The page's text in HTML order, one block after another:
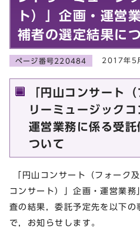
ト）」企画・運営
補者の選定結果に
ページ番号220484 2017年5
「円山コンサート
リーミュージックコ
運営業務に係る受
ついて
「円山コンサート（フォーク
コンサート）」企画・運営業
査の結果，委託予定先を以下の
で，お知らせします。